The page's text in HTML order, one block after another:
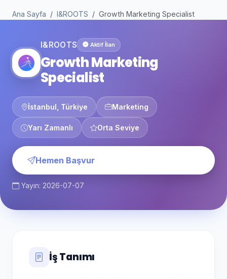
Ana Sayfa I&ROOTS Growth Marketing Specialist
I&ROOTS Aktif İlan
Growth Marketing
Specialist
İstanbul, Türkiye Marketing
Yarı Zamanlı Orta Seviye
Hemen Başvur
Yayın: 2026-07-07
İş Tanımı